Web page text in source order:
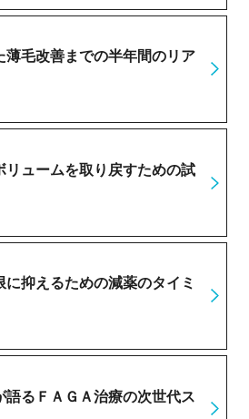
薄毛改善までの半年間のリア
リュームを取り戻すための試
抑えるための減薬のタイミ
語るＦＡＧＡ治療の次世代ス